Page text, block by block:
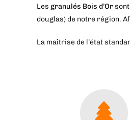
Les granulés Bois d’Orsont
douglas) de notre région.
La maîtrise de l’état